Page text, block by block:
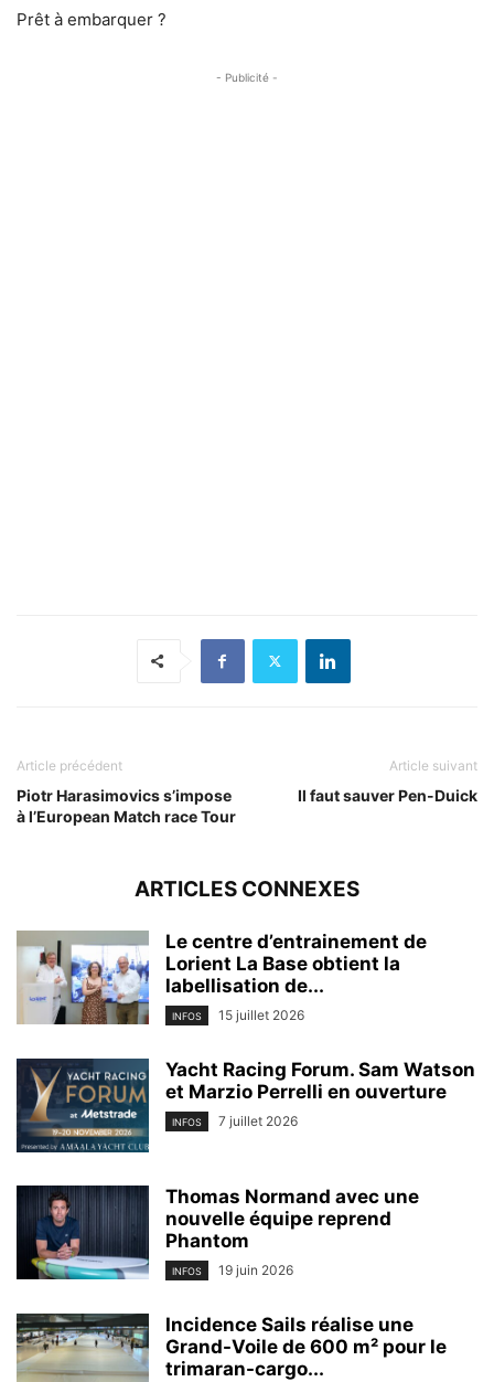
Prêt à embarquer ?
- Publicité -
Article précédent
Piotr Harasimovics s’impose
à l’European Match race Tour
Article suivant
Il faut sauver Pen-Duick
ARTICLES CONNEXES
Le centre d’entrainement de
Lorient La Base obtient la
labellisation de...
INFOS 15 juillet 2026
Yacht Racing Forum. Sam Watson
et Marzio Perrelli en ouverture
INFOS 7 juillet 2026
Thomas Normand avec une
nouvelle équipe reprend
Phantom
INFOS 19 juin 2026
Incidence Sails réalise une
Grand-Voile de 600 m² pour le
trimaran-cargo...